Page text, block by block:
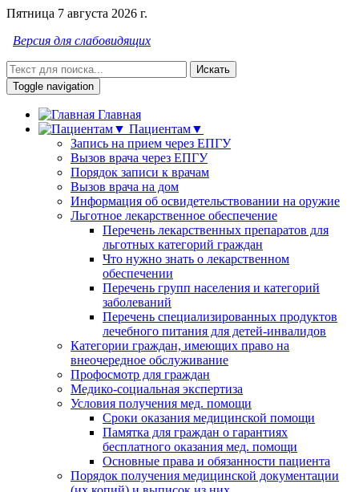
Пятница 7 августа 2026 г.
Версия для слабовидящих
Искать
Toggle navigation
Главная
Пациентам▼
Запись на прием через ЕПГУ
Вызов врача через ЕПГУ
Порядок записи к врачам
Вызов врача на дом
Информация об освидетельствовании на оружие
Льготное лекарственное обеспечение
Перечень лекарственных препаратов для
льготных категорий граждан
Что нужно знать о лекарственном
обеспечении
Перечень групп населения и категорий
заболеваний
Перечень специализированных продуктов
лечебного питания для детей-инвалидов
Категории граждан, имеющих право на
внеочередное обслуживание
Профосмотр для граждан
Медико-социальная экспертиза
Условия получения мед. помощи
Сроки оказания медицинской помощи
Памятка для граждан о гарантиях
бесплатного оказания мед. помощи
Основные права и обязанности пациента
Порядок получения медицинской документации